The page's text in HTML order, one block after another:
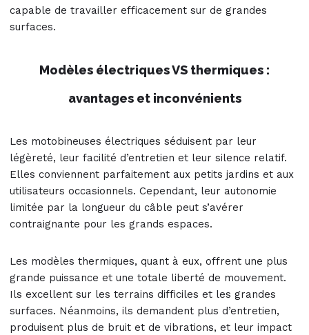
capable de travailler efficacement sur de grandes
surfaces.
Modèles électriques VS thermiques :
avantages et inconvénients
Les motobineuses électriques séduisent par leur
légèreté, leur facilité d’entretien et leur silence relatif.
Elles conviennent parfaitement aux petits jardins et aux
utilisateurs occasionnels. Cependant, leur autonomie
limitée par la longueur du câble peut s’avérer
contraignante pour les grands espaces.
Les modèles thermiques, quant à eux, offrent une plus
grande puissance et une totale liberté de mouvement.
Ils excellent sur les terrains difficiles et les grandes
surfaces. Néanmoins, ils demandent plus d’entretien,
produisent plus de bruit et de vibrations, et leur impact